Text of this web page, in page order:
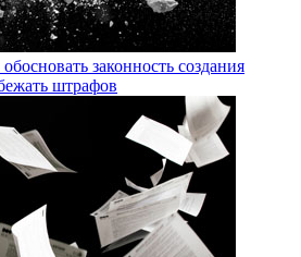
законность создания
штрафов